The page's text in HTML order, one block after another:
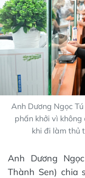
Anh Dương Ngọc
phấn khởi vì
khi đi làm thủ
Anh Dương
Thành Sen) chia